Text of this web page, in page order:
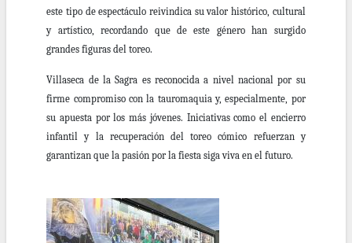
este tipo de espectáculo reivindica su valor histórico, cultural
y artístico, recordando que de este género han surgido
grandes figuras del toreo.
Villaseca de la Sagra es reconocida a nivel nacional por su
firme compromiso con la tauromaquia y, especialmente, por
su apuesta por los más jóvenes. Iniciativas como el encierro
infantil y la recuperación del toreo cómico refuerzan y
garantizan que la pasión por la fiesta siga viva en el futuro.